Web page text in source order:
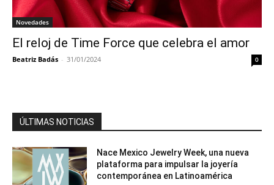
Novedades
El reloj de Time Force que celebra el amor
Beatriz Badás - 31/01/2024 0
ÚLTIMAS NOTICIAS
Nace Mexico Jewelry Week, una nueva
plataforma para impulsar la joyería
contemporánea en Latinoamérica